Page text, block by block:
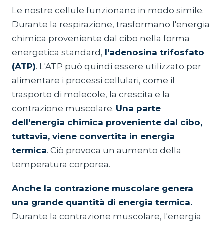
Le nostre cellule funzionano in modo simile.
Durante la respirazione, trasformano l'energia
chimica proveniente dal cibo nella forma
energetica standard, l'adenosina trifosfato
(ATP). L'ATP può quindi essere utilizzato per
alimentare i processi cellulari, come il
trasporto di molecole, la crescita e la
contrazione muscolare. Una parte
dell'energia chimica proveniente dal cibo,
tuttavia, viene convertita in energia
termica. Ciò provoca un aumento della
temperatura corporea.
Anche la contrazione muscolare genera
una grande quantità di energia termica.
Durante la contrazione muscolare, l'energia